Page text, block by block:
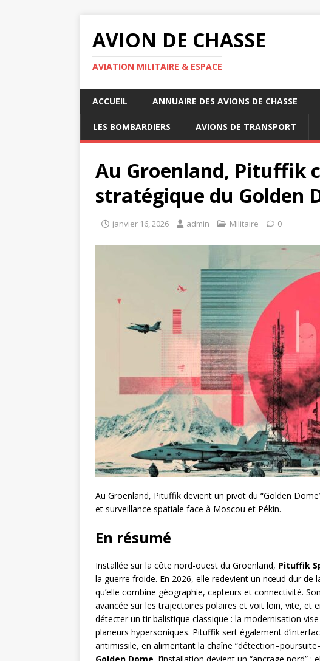
AVION DE CHASSE
AVIATION MILITAIRE & ESPACE
ACCUEIL ANNUAIRE DES AVIONS DE CHASSE
LES BOMBARDIERS AVIONS DE TRANSPORT
Au Groenland, Pituffik
stratégique du Golden
janvier 16, 2026 admin Militaire 0
Au Groenland, Pituffik devient un pivot du “Golden
et surveillance spatiale face à Moscou et Pékin.
En résumé
Installée sur la côte nord-ouest du Groenland, Pituffik
la guerre froide. En 2026, elle redevient un nœud dur de
qu’elle combine géographie, capteurs et connectivité.
avancée sur les trajectoires polaires et voit loin, vite, et
détecter un tir balistique classique : la modernisation
planeurs hypersoniques. Pituffik sert également
antimissile, en alimentant la chaîne